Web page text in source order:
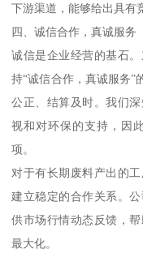
下游渠道，能够给出具有
四、诚信合作，真诚服务
诚信是企业经营的基石
持“诚信合作，真诚服务”
公正、结算及时。我们
视和对环保的支持，因
项。
对于有长期废料产出的
建立稳定的合作关系。
供市场行情动态反馈，
最大化。